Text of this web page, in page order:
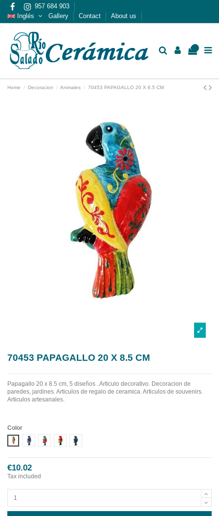
957 684 903
Inglés
Gallery Contact About us
Home Decoracion Animales 70453 PAPAGALLO 20 X 8.5 CM
70453 PAPAGALLO 20 X 8.5 CM
Papagallo 20 x 8.5 cm, 5 diseños . Articulo decorativo. Decoracion de
paredes, jardines. Articulos de regalo de ceramica. Articulos de souvenirs.
Articulos artesanales.
Color
Diseño 1Diseño 2Diseño 3Diseño 4Diseño 5
€10.02
Tax included